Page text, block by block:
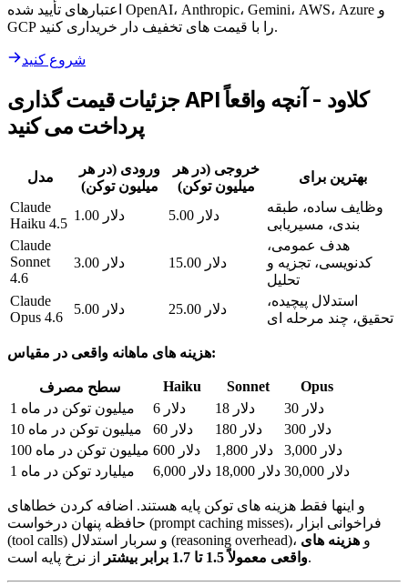
اعتبارهای تأیید شده OpenAI، Anthropic، Gemini، AWS، Azure و
GCP را با قیمت های تخفیف دار خریداری کنید.
شروع کنید
جزئیات قیمت گذاری API کلاود - آنچه واقعاً
پرداخت می کنید
مدل
ورودی (در هر
میلیون توکن)
خروجی (در هر
میلیون توکن)
بهترین برای
Claude
Haiku 4.5
1.00 دلار 5.00 دلار
وظایف ساده، طبقه
بندی، مسیریابی
Claude
Sonnet
4.6
3.00 دلار 15.00 دلار
هدف عمومی،
کدنویسی، تجزیه و
تحلیل
Claude
Opus 4.6
5.00 دلار 25.00 دلار
استدلال پیچیده،
تحقیق، چند مرحله ای
هزینه های ماهانه واقعی در مقیاس:
سطح مصرف Haiku Sonnet
Opus
1 میلیون توکن در ماه
6 دلار 18 دلار
30 دلار
10 میلیون توکن در ماه
60 دلار 180 دلار
300 دلار
100 میلیون توکن در ماه
600 دلار 1,800 دلار
3,000 دلار
1 میلیارد توکن در ماه
6,000 دلار 18,000 دلار 30,000 دلار
و اینها فقط هزینه های توکن پایه هستند. اضافه کردن خطاهای
حافظه پنهان درخواست (prompt caching misses)، فراخوانی ابزار
(tool calls) و سربار استدلال (reasoning overhead)، و هزینه های
واقعی معمولاً 1.5 تا 1.7 برابر بیشتراز نرخ پایه است.